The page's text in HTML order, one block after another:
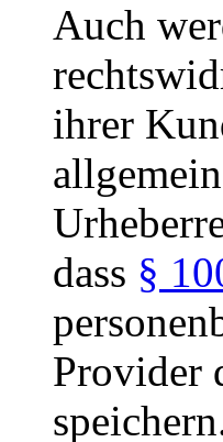
Auch
ihrer
dass §
Provider